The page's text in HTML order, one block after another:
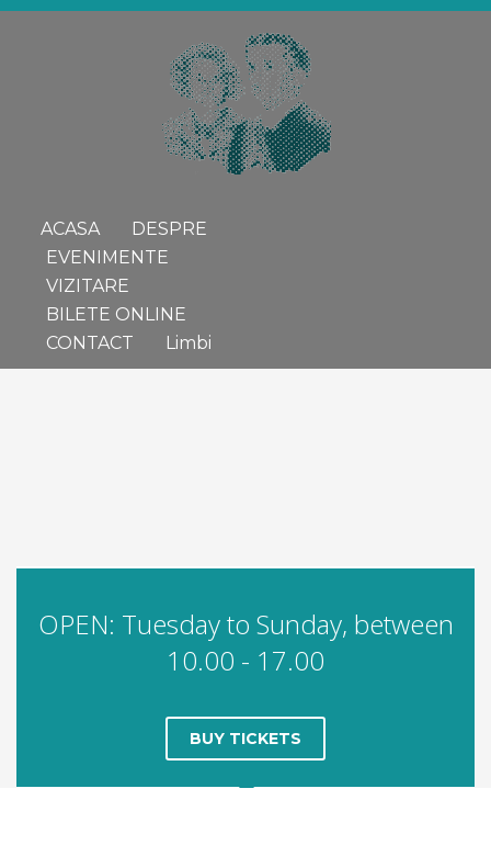
ACASA
DESPRE
EVENIMENTE
VIZITARE
BILETE ONLINE
CONTACT
Limbi
OPEN: Tuesday to Sunday, between
10.00 - 17.00
BUY TICKETS